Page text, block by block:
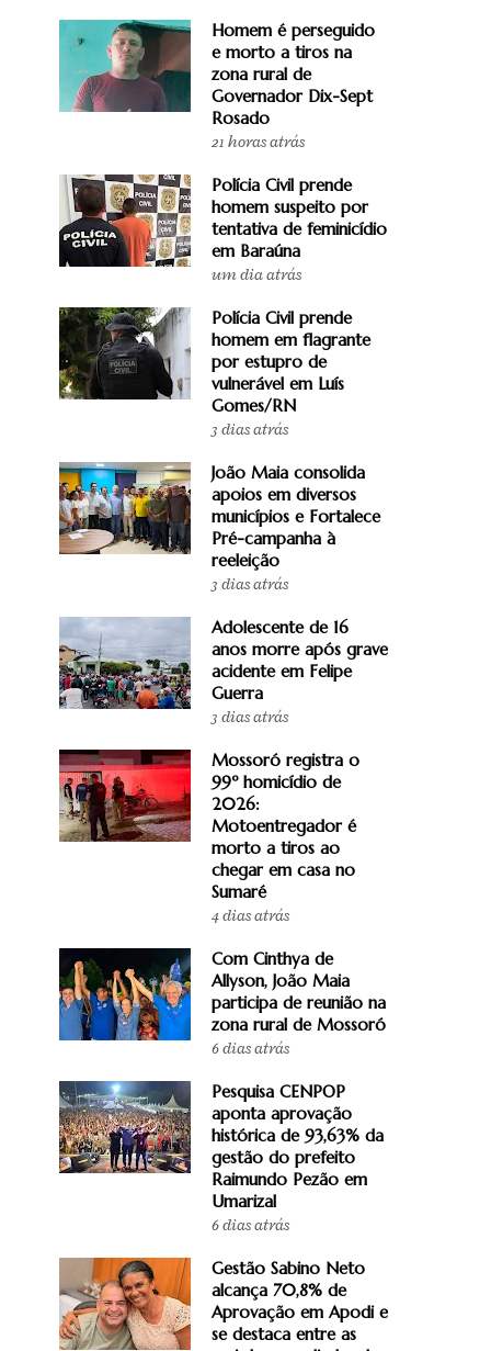
Homem é perseguido
e morto a tiros na
zona rural de
Governador Dix-Sept
Rosado
21 horas atrás
Polícia Civil prende
homem suspeito por
tentativa de feminicídio
em Baraúna
um dia atrás
Polícia Civil prende
homem em flagrante
por estupro de
vulnerável em Luís
Gomes/RN
3 dias atrás
João Maia consolida
apoios em diversos
municípios e Fortalece
Pré-campanha à
reeleição
3 dias atrás
Adolescente de 16
anos morre após grave
acidente em Felipe
Guerra
3 dias atrás
Mossoró registra o
99º homicídio de
2026:
Motoentregador é
morto a tiros ao
chegar em casa no
Sumaré
4 dias atrás
Com Cinthya de
Allyson, João Maia
participa de reunião na
zona rural de Mossoró
6 dias atrás
Pesquisa CENPOP
aponta aprovação
histórica de 93,63% da
gestão do prefeito
Raimundo Pezão em
Umarizal
6 dias atrás
Gestão Sabino Neto
alcança 70,8% de
Aprovação em Apodi e
se destaca entre as